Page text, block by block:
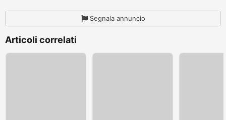
Segnala annuncio
Articoli correlati